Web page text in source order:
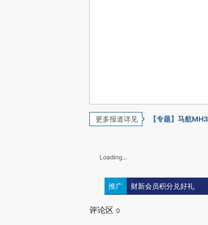
更多报道详见 【专题】马航
Loading...
推广 财新会员积分兑好礼
评论区 0